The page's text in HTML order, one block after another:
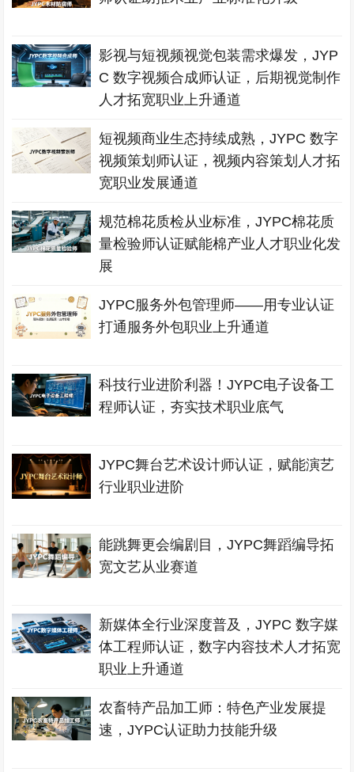
影视与短视频视觉包装需求爆发，JYP
C 数字视频合成师认证，后期视觉制作
人才拓宽职业上升通道
短视频商业生态持续成熟，JYPC 数字
视频策划师认证，视频内容策划人才拓
宽职业发展通道
规范棉花质检从业标准，JYPC棉花质
量检验师认证赋能棉产业人才职业化发
展
JYPC服务外包管理师——用专业认证
打通服务外包职业上升通道
科技行业进阶利器！JYPC电子设备工
程师认证，夯实技术职业底气
JYPC舞台艺术设计师认证，赋能演艺
行业职业进阶
能跳舞更会编剧目，JYPC舞蹈编导拓
宽文艺从业赛道
新媒体全行业深度普及，JYPC 数字媒
体工程师认证，数字内容技术人才拓宽
职业上升通道
农畜特产品加工师：特色产业发展提
速，JYPC认证助力技能升级